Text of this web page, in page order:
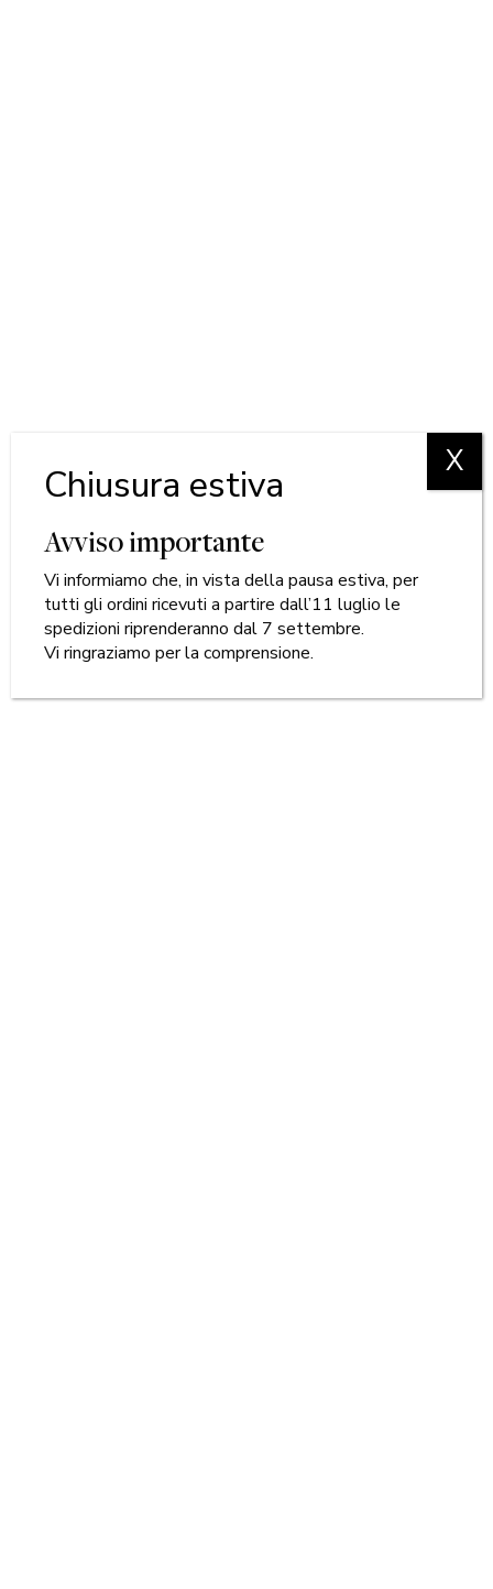
Chiusura estiva
Avviso importante
Vi informiamo che, in vista della pausa estiva, per
tutti gli ordini ricevuti a partire dall’11 luglio le
spedizioni riprenderanno dal 7 settembre.
Vi ringraziamo per la comprensione.
X